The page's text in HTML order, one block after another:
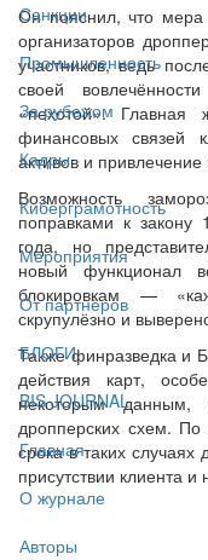
Санкции
Промышленность
За рубежом
Кадры
Киберграмотность
Мероприятия
От партнёров
БЛОГИ
BIS JOURNAL
Главная
О журнале
Авторы
Он пояснил, что мера
организаторов
участников, ведь
своей
«пехотой».
финансовых связей
активов и привлечение
Возможность
поправками к
года, но
новый функционал
блокировкам —
скрупулёзно и
Также финразведка и
действия карт,
некоторым данным,
дропперских схем.
срока в таких
присутствии клиента